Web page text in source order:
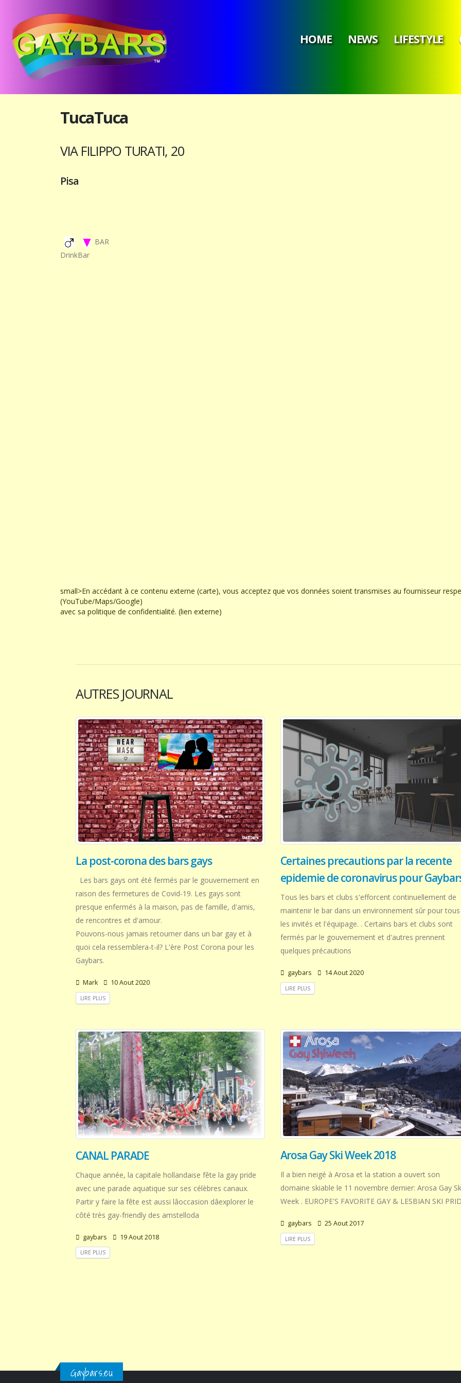
HOME NEWS LIFESTYLE
TucaTuca
VIA FILIPPO TURATI, 20
Pisa
BAR
DrinkBar
small>En accédant à ce contenu externe (carte), vous acceptez que vos données soient transmises au fournisseur
(YouTube/Maps/Google)
avec sa politique de confidentialité. (lien externe)
AUTRES JOURNAL
La post-corona des bars gays
Les bars gays ont été fermés par le gouvernement en
raison des fermetures de Covid-19. Les gays sont
presque enfermés à la maison, pas de famille, d'amis,
de rencontres et d'amour.
Pouvons-nous jamais retourner dans un bar gay et à
quoi cela ressemblera-t-il? L'ère Post Corona pour les
Gaybars.
Mark 10 Aout 2020
LIRE PLUS
Certaines precautions par la recente
epidemie de coronavirus pour
Tous les bars et clubs s'efforcent continuellement de
maintenir le bar dans un environnement sûr pour tous
les invités et l'équipage. . Certains bars et clubs sont
fermés par le gouvernement et d'autres prennent
quelques précautions
gaybars 14 Aout 2020
LIRE PLUS
CANAL PARADE
Chaque année, la capitale hollandaise fête la gay pride
avec une parade aquatique sur ses célèbres canaux.
Partir y faire la fête est aussi lâoccasion dâexplorer le
côté très gay-friendly des amstelloda
gaybars 19 Aout 2018
LIRE PLUS
Arosa Gay Ski Week 2018
Il a bien neigé à Arosa et la station a ouvert son
domaine skiable le 11 novembre dernier: Arosa Gay
Week . EUROPE'S FAVORITE GAY & LESBIAN SKI
gaybars 25 Aout 2017
LIRE PLUS
Gaybars.eu